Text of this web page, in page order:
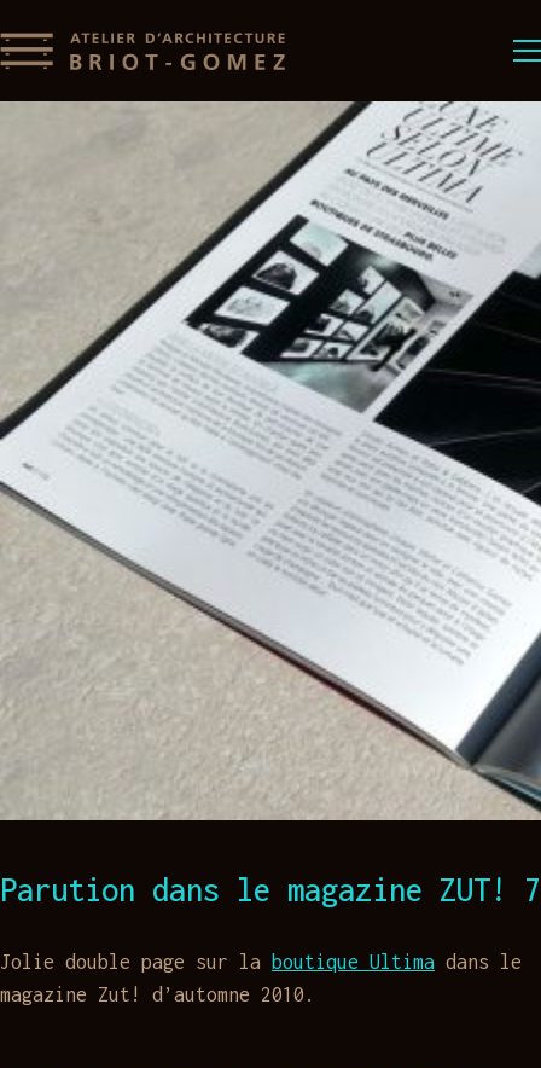
Parution dans le magazine ZUT! 7
Jolie double page sur la boutique Ultima dans le
magazine Zut! d’automne 2010.